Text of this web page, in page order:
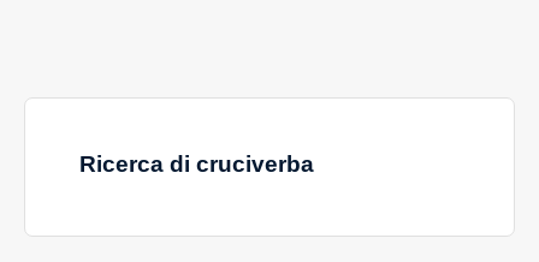
Ricerca di cruciverba